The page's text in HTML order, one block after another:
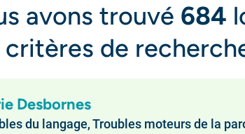
avons trouvé 684
critères de
Desbornes
du langage, Troubles moteurs de la